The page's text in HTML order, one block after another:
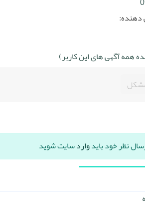
همه آگهی های این کاربر)
نظر خود بایدواردسایت شوید